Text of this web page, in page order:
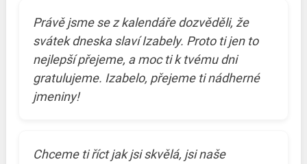
Právě jsme se z kalendáře dozvěděli, že
svátek dneska slaví Izabely. Proto ti jen to
nejlepší přejeme, a moc ti k tvému dni
gratulujeme. Izabelo, přejeme ti nádherné
jmeniny!
Chceme ti říct jak jsi skvělá, jsi naše